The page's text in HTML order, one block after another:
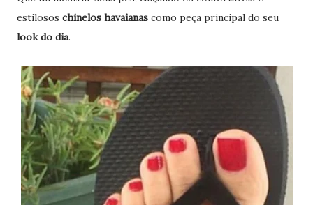
estilosos chinelos havaianas como peça principal do seu
look do dia.